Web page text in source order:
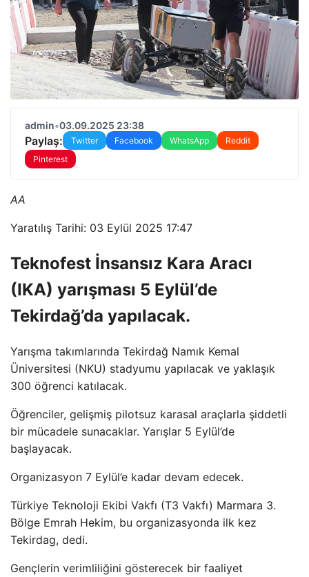
admin•03.09.2025 23:38
Paylaş: Twitter Facebook WhatsApp
Reddit
Pinterest
AA
Yaratılış Tarihi: 03 Eylül 2025 17:47
Teknofest İnsansız Kara Aracı
(IKA) yarışması 5 Eylül’de
Tekirdağ’da yapılacak.
Yarışma takımlarında Tekirdağ Namık Kemal
Üniversitesi (NKU) stadyumu yapılacak ve yaklaşık
300 öğrenci katılacak.
Öğrenciler, gelişmiş pilotsuz karasal araçlarla şiddetli
bir mücadele sunacaklar. Yarışlar 5 Eylül’de
başlayacak.
Organizasyon 7 Eylül’e kadar devam edecek.
Türkiye Teknoloji Ekibi Vakfı (T3 Vakfı) Marmara 3.
Bölge Emrah Hekim, bu organizasyonda ilk kez
Tekirdag, dedi.
Gençlerin verimliliğini gösterecek bir faaliyet